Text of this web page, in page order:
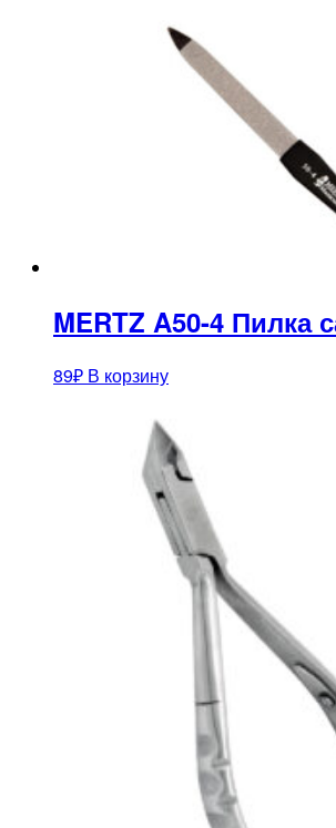
MERTZ A50-4 Пилка
89₽ В корзину